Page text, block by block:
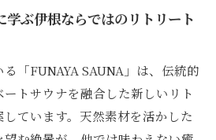
ぶ伊根ならではのリトリート
「FUNAYA SAUNA」は、伝統的
トサウナを融合した新しいリト
ています。天然素材を活かした